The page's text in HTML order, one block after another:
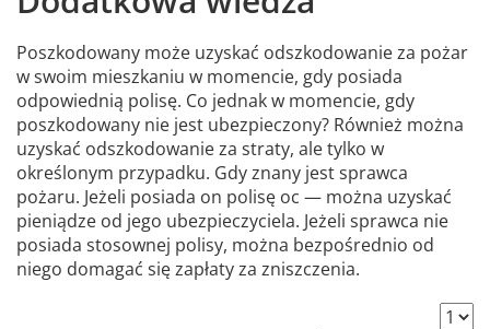
Poszkodowany może uzyskać odszkodowanie za pożar
w swoim mieszkaniu w momencie, gdy posiada
odpowiednią polisę. Co jednak w momencie, gdy
poszkodowany nie jest ubezpieczony? Również można
uzyskać odszkodowanie za straty, ale tylko w
określonym przypadku. Gdy znany jest sprawca
pożaru. Jeżeli posiada on polisę oc — można uzyskać
pieniądze od jego ubezpieczyciela. Jeżeli sprawca nie
posiada stosownej polisy, można bezpośrednio od
niego domagać się zapłaty za zniszczenia.